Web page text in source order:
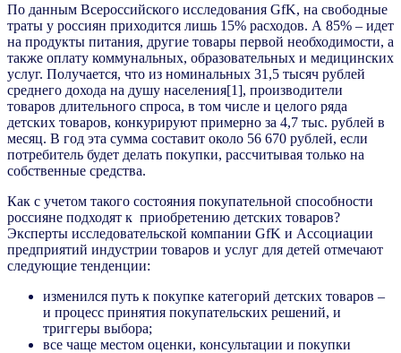
По данным Всероссийского исследования GfK, на свободные
траты у россиян приходится лишь 15% расходов. А 85% – идет
на продукты питания, другие товары первой необходимости, а
также оплату коммунальных, образовательных и медицинских
услуг. Получается, что из номинальных 31,5 тысяч рублей
среднего дохода на душу населения[1], производители
товаров длительного спроса, в том числе и целого ряда
детских товаров, конкурируют примерно за 4,7 тыс. рублей в
месяц. В год эта сумма составит около 56 670 рублей, если
потребитель будет делать покупки, рассчитывая только на
собственные средства.
Как с учетом такого состояния покупательной способности
россияне подходят к приобретению детских товаров?
Эксперты исследовательской компании GfK и Ассоциации
предприятий индустрии товаров и услуг для детей отмечают
следующие тенденции:
изменился путь к покупке категорий детских товаров –
и процесс принятия покупательских решений, и
триггеры выбора;
все чаще местом оценки, консультации и покупки